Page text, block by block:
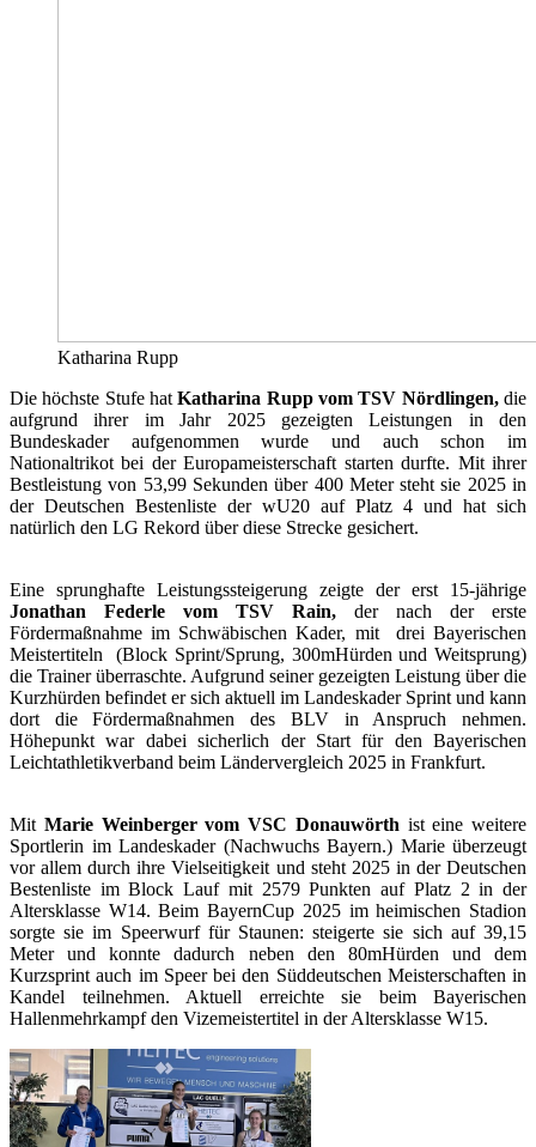
Katharina Rupp
Die höchste Stufe hatKatharina Rupp vom TSV Nördlingen,die
aufgrund ihrer im Jahr 2025 gezeigten Leistungen in den
Bundeskader aufgenommen wurde und auch schon im
Nationaltrikot bei der Europameisterschaft starten durfte. Mit ihrer
Bestleistung von 53,99 Sekunden über 400 Meter steht sie 2025 in
der Deutschen Bestenliste der wU20 auf Platz 4 und hat sich
natürlich den LG Rekord über diese Strecke gesichert.
Eine sprunghafte Leistungssteigerung zeigte der erst 15-jährige
Jonathan Federle vom TSV Rain, der nach der erste
Fördermaßnahme im Schwäbischen Kader, mit drei Bayerischen
Meistertiteln (Block Sprint/Sprung, 300mHürden und Weitsprung)
die Trainer überraschte. Aufgrund seiner gezeigten Leistung über die
Kurzhürden befindet er sich aktuell im Landeskader Sprint und kann
dort die Fördermaßnahmen des BLV in Anspruch nehmen.
Höhepunkt war dabei sicherlich der Start für den Bayerischen
Leichtathletikverband beim Ländervergleich 2025 in Frankfurt.
Mit Marie Weinberger vom VSC Donauwörth ist eine weitere
Sportlerin im Landeskader (Nachwuchs Bayern.) Marie überzeugt
vor allem durch ihre Vielseitigkeit und steht 2025 in der Deutschen
Bestenliste im Block Lauf mit 2579 Punkten auf Platz 2 in der
Altersklasse W14. Beim BayernCup 2025 im heimischen Stadion
sorgte sie im Speerwurf für Staunen: steigerte sie sich auf 39,15
Meter und konnte dadurch neben den 80mHürden und dem
Kurzsprint auch im Speer bei den Süddeutschen Meisterschaften in
Kandel teilnehmen. Aktuell erreichte sie beim Bayerischen
Hallenmehrkampf den Vizemeistertitel in der Altersklasse W15.